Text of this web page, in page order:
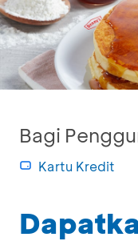
Bagi
Kartu Kredit